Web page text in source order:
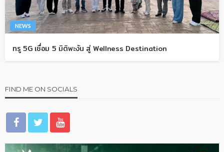
NEWS
ทรู 5G เชื่อม 5 มิติพะงัน สู่ Wellness Destination
FIND ME ON SOCIALS